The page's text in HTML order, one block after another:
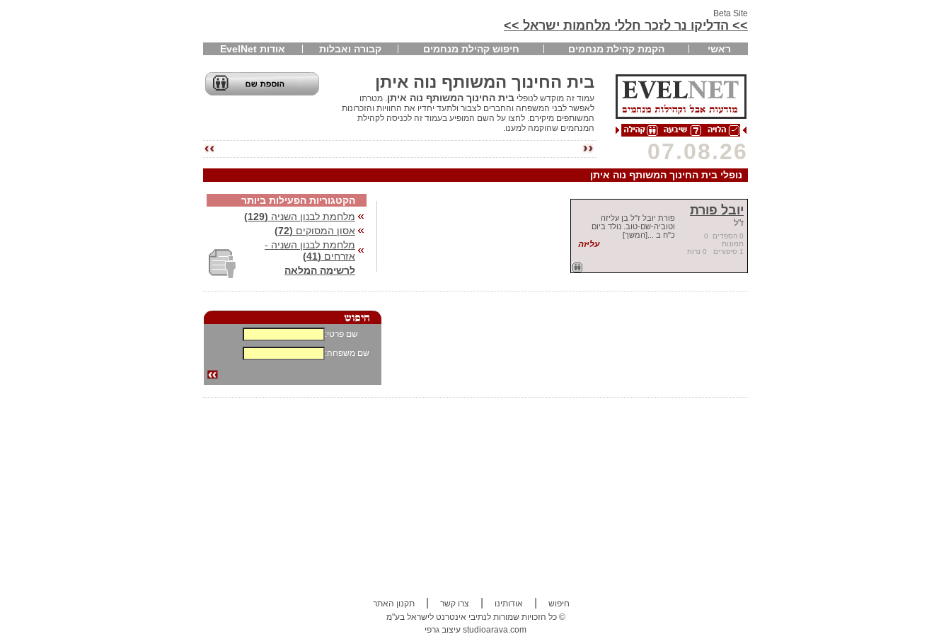
Beta Site
>> הדליקו נר לזכר חללי מלחמות ישראל >>
ראשי הקמת קהילת מנחמים חיפוש קהילת מנחמים קבורה ואבלות אודות EvelNet
בית החינוך המשותף נוה איתן
עמוד זה מוקדש לנופלי בית החינוך המשותף נוה איתן. מטרתו
לאפשר לבני המשפחה והחברים לצבור ולתעד יחדיו את החוויות והזכרונות
המשותפים מיקירם. לחצו על השם המופיע בעמוד זה לכניסה לקהילת
המנחמים שהוקמה למענו.
07.08.26
נופלי בית החינוך המשותף נוה איתן
הקטגוריות הפעילות ביותר
מלחמת לבנון השניה (129)
אסון המסוקים (72)
מלחמת לבנון השניה -
אזרחים (41)
לרשימה המלאה
יובל פורת
ז"ל
פורת יובל ז"ל בן עליזה
וטוביה-שם-טוב. נולד ביום
כ"ח ב ...[המשך]
עליזה
0 הספדים 0
תמונות
1 סיפורים 0 נרות
שם פרטי:
שם משפחה:
חיפוש אודותינו צרו קשר
תקנון האתר
כל הזכויות שמורות לנתיבי אינטרנט לישראל בע"מ ©
studioarava.com